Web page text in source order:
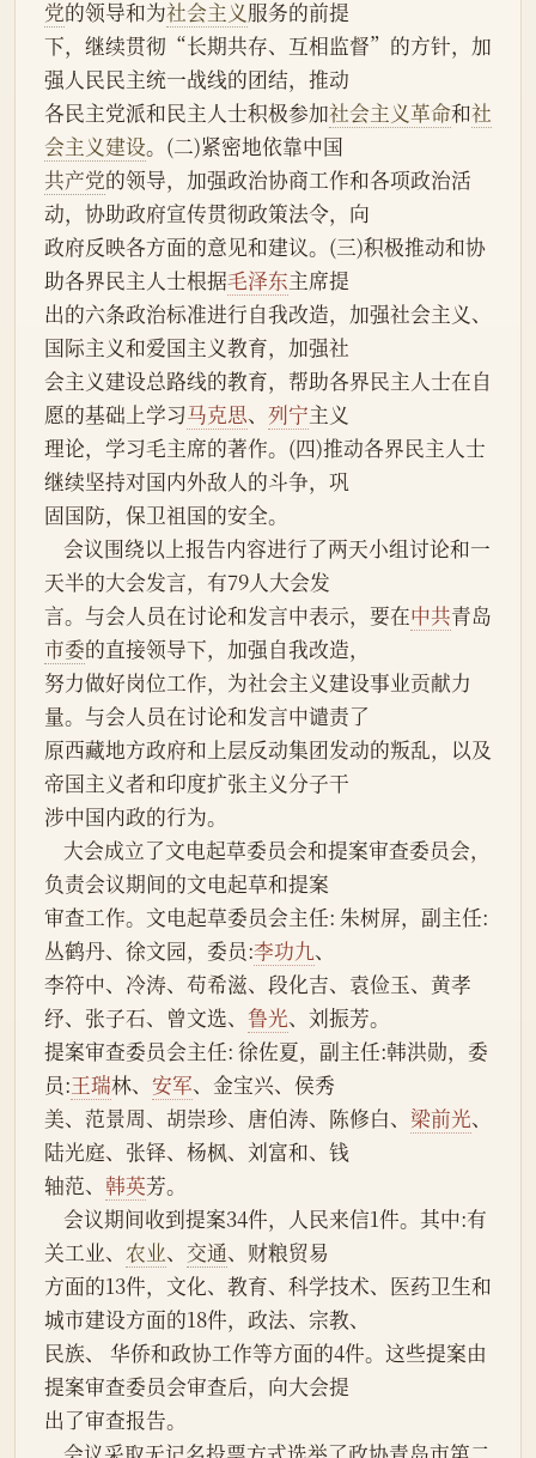
党的领导和为社会主义服务的前提
下，继续贯彻“长期共存、互相监督”的方针，加
强人民民主统一战线的团结，推动
各民主党派和民主人士积极参加社会主义革命和社
会主义建设。(二)紧密地依靠中国
共产党的领导，加强政治协商工作和各项政治活
动，协助政府宣传贯彻政策法令，向
政府反映各方面的意见和建议。(三)积极推动和协
助各界民主人士根据毛泽东主席提
出的六条政治标准进行自我改造，加强社会主义、
国际主义和爱国主义教育，加强社
会主义建设总路线的教育，帮助各界民主人士在自
愿的基础上学习马克思、 列宁主义
理论，学习毛主席的著作。(四)推动各界民主人士
继续坚持对国内外敌人的斗争，巩
固国防，保卫祖国的安全。
天半的大会发言，有79人大会发
言。与会人员在讨论和发言中表示，要在中共青岛
市委的直接领导下，加强自我改造，
努力做好岗位工作，为社会主义建设事业贡献力
量。与会人员在讨论和发言中谴责了
原西藏地方政府和上层反动集团发动的叛乱，以及
帝国主义者和印度扩张主义分子干
涉中国内政的行为。
负责会议期间的文电起草和提案
审查工作。文电起草委员会主任: 朱树屏，副主任:
丛鹤丹、徐文园，委员:李功九、
李符中、冷涛、苟希滋、段化吉、袁俭玉、黄孝
纾、张子石、曾文选、 鲁光、刘振芳。
提案审查委员会主任: 徐佐夏，副主任:韩洪勋，委
员:王瑞林、 安军、金宝兴、侯秀
美、范景周、胡崇珍、唐伯涛、陈修白、 梁前光、
陆光庭、张铎、杨枫、刘富和、钱
轴范、 韩英芳。
关工业、 农业、 交通、财粮贸易
方面的13件，文化、教育、科学技术、医药卫生和
城市建设方面的18件，政法、宗教、
民族、 华侨和政协工作等方面的4件。这些提案由
提案审查委员会审查后，向大会提
出了审查报告。